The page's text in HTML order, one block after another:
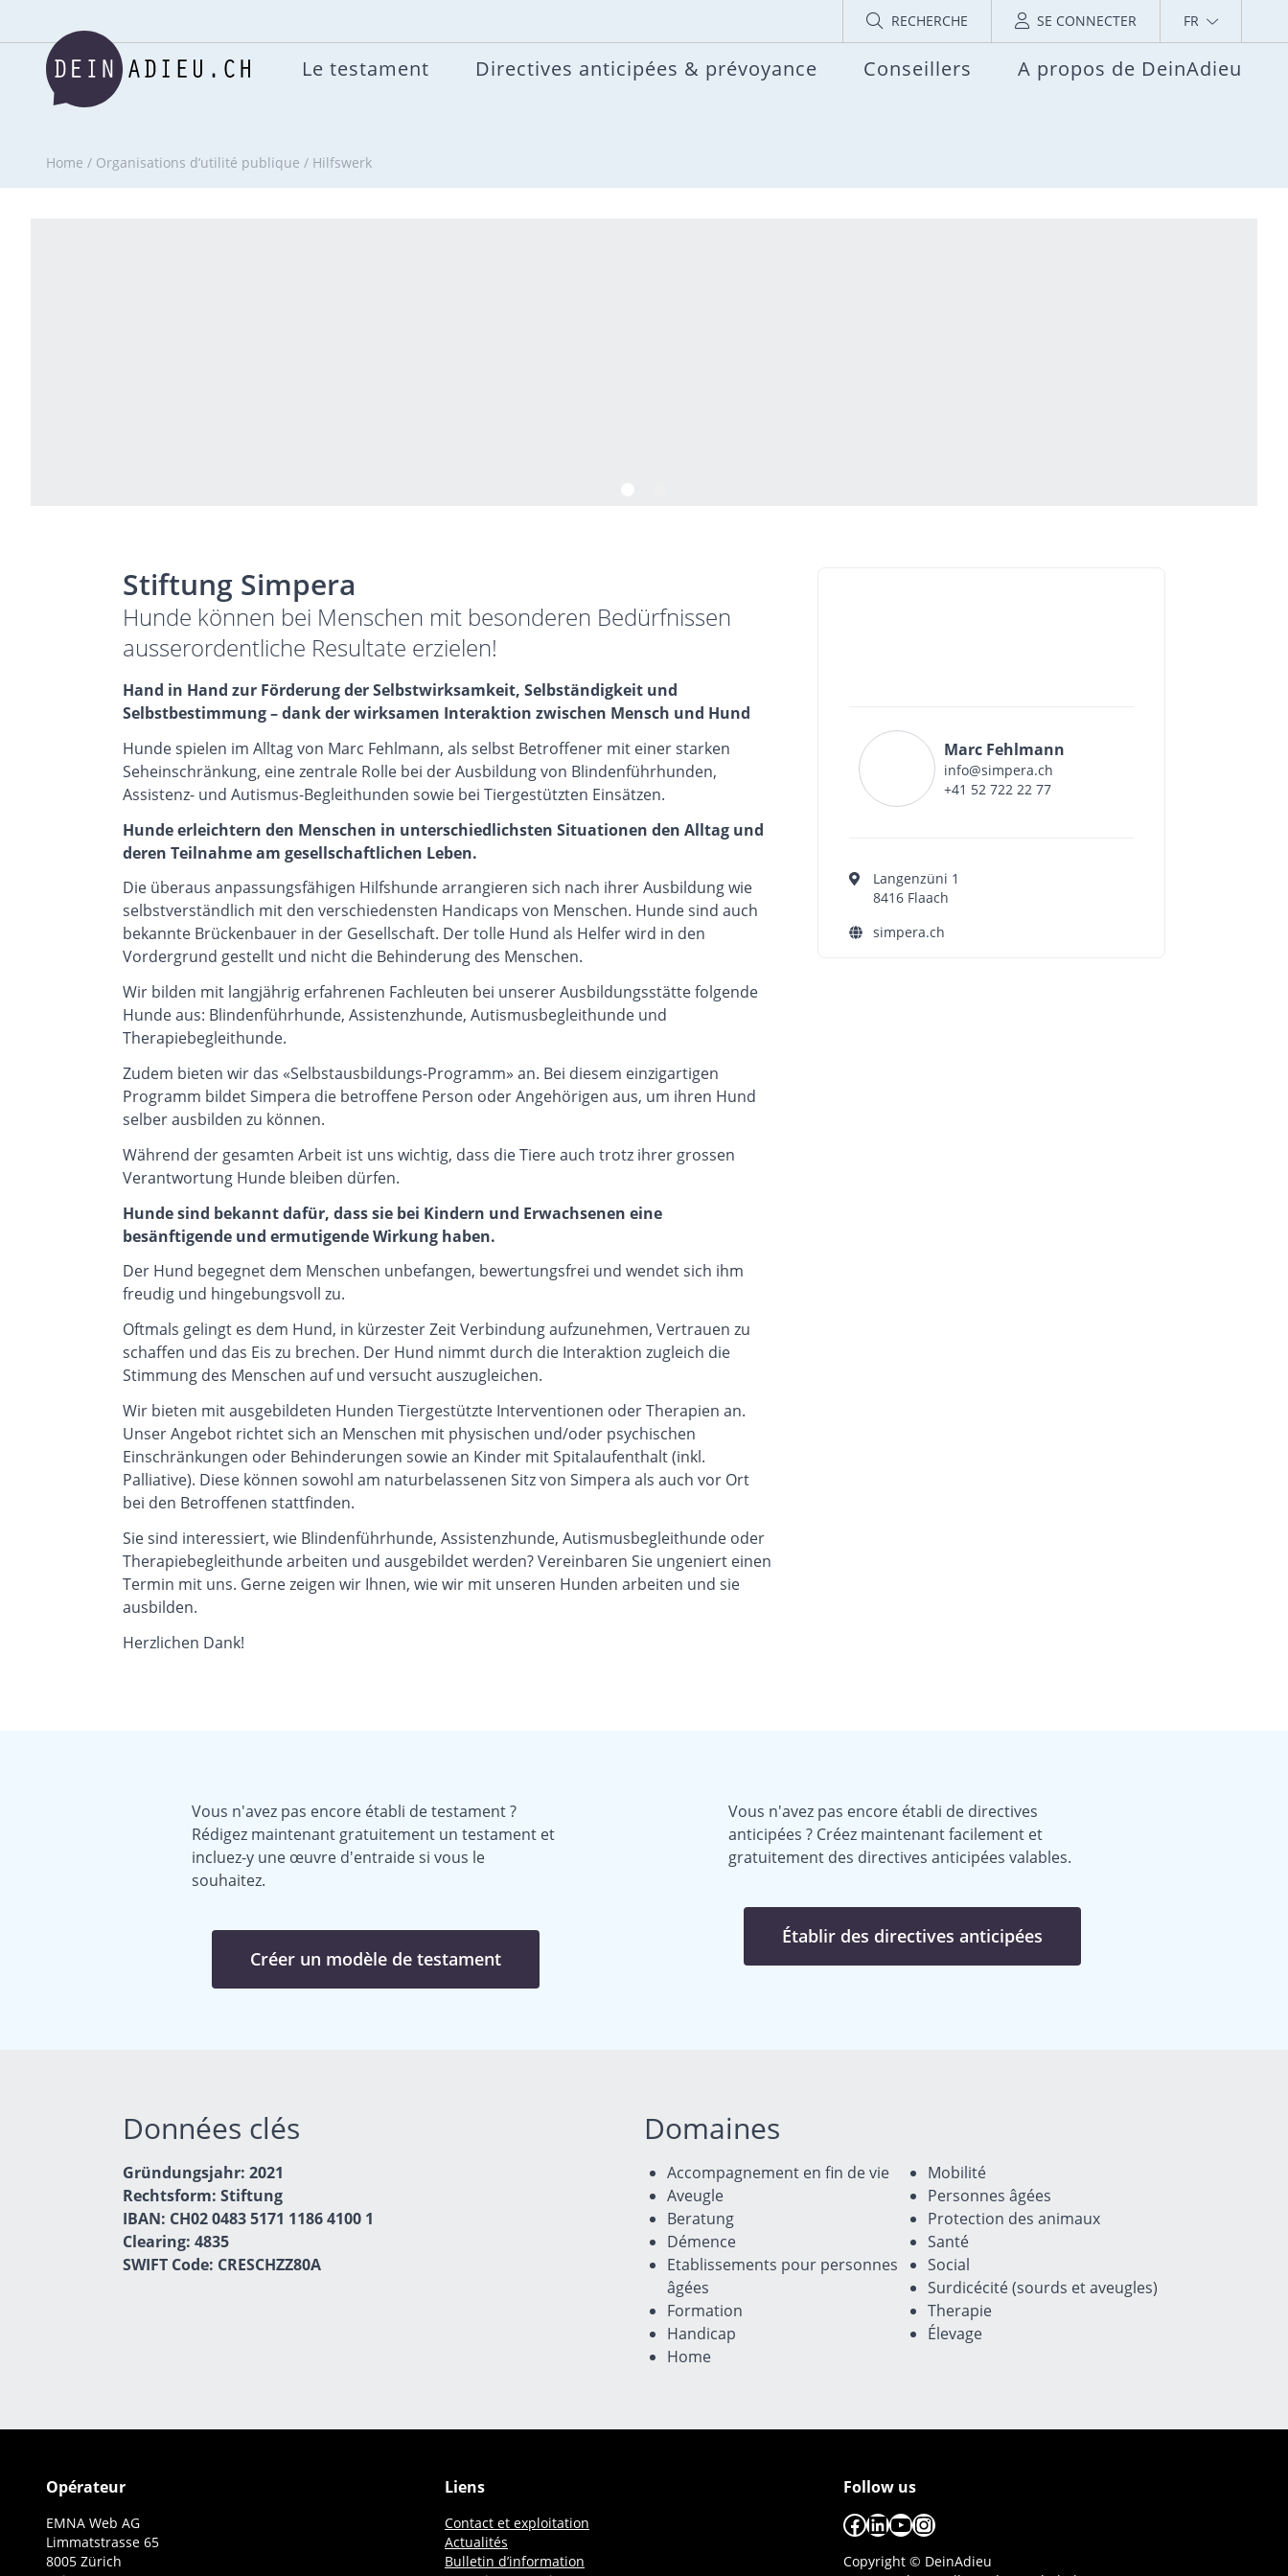
RECHERCHE SE CONNECTER FR
Le testament Directives anticipées & prévoyance Conseillers A propos de DeinAdieu
Home / Organisations d’utilité publique / Hilfswerk
Stiftung Simpera
Hunde können bei Menschen mit besonderen Bedürfnissen
ausserordentliche Resultate erzielen!
Hand in Hand zur Förderung der Selbstwirksamkeit, Selbständigkeit und
Selbstbestimmung – dank der wirksamen Interaktion zwischen Mensch und Hund
Hunde spielen im Alltag von Marc Fehlmann, als selbst Betroffener mit einer starken
Seheinschränkung, eine zentrale Rolle bei der Ausbildung von Blindenführhunden,
Assistenz- und Autismus-Begleithunden sowie bei Tiergestützten Einsätzen.
Hunde erleichtern den Menschen in unterschiedlichsten Situationen den Alltag und
deren Teilnahme am gesellschaftlichen Leben.
Die überaus anpassungsfähigen Hilfshunde arrangieren sich nach ihrer Ausbildung wie
selbstverständlich mit den verschiedensten Handicaps von Menschen. Hunde sind auch
bekannte Brückenbauer in der Gesellschaft. Der tolle Hund als Helfer wird in den
Vordergrund gestellt und nicht die Behinderung des Menschen.
Wir bilden mit langjährig erfahrenen Fachleuten bei unserer Ausbildungsstätte folgende
Hunde aus: Blindenführhunde, Assistenzhunde, Autismusbegleithunde und
Therapiebegleithunde.
Zudem bieten wir das «Selbstausbildungs-Programm» an. Bei diesem einzigartigen
Programm bildet Simpera die betroffene Person oder Angehörigen aus, um ihren Hund
selber ausbilden zu können.
Während der gesamten Arbeit ist uns wichtig, dass die Tiere auch trotz ihrer grossen
Verantwortung Hunde bleiben dürfen.
Hunde sind bekannt dafür, dass sie bei Kindern und Erwachsenen eine
besänftigende und ermutigende Wirkung haben.
Der Hund begegnet dem Menschen unbefangen, bewertungsfrei und wendet sich ihm
freudig und hingebungsvoll zu.
Oftmals gelingt es dem Hund, in kürzester Zeit Verbindung aufzunehmen, Vertrauen zu
schaffen und das Eis zu brechen. Der Hund nimmt durch die Interaktion zugleich die
Stimmung des Menschen auf und versucht auszugleichen.
Wir bieten mit ausgebildeten Hunden Tiergestützte Interventionen oder Therapien an.
Unser Angebot richtet sich an Menschen mit physischen und/oder psychischen
Einschränkungen oder Behinderungen sowie an Kinder mit Spitalaufenthalt (inkl.
Palliative). Diese können sowohl am naturbelassenen Sitz von Simpera als auch vor Ort
bei den Betroffenen stattfinden.
Sie sind interessiert, wie Blindenführhunde, Assistenzhunde, Autismusbegleithunde oder
Therapiebegleithunde arbeiten und ausgebildet werden? Vereinbaren Sie ungeniert einen
Termin mit uns. Gerne zeigen wir Ihnen, wie wir mit unseren Hunden arbeiten und sie
ausbilden.
Herzlichen Dank!
Marc Fehlmann
info@simpera.ch
+41 52 722 22 77
Langenzüni 1
8416 Flaach
simpera.ch
Vous n'avez pas encore établi de testament ?
Rédigez maintenant gratuitement un testament et
incluez-y une œuvre d'entraide si vous le
souhaitez.
Créer un modèle de testament
Vous n'avez pas encore établi de directives
anticipées ? Créez maintenant facilement et
gratuitement des directives anticipées valables.
Établir des directives anticipées
Données clés
Gründungsjahr: 2021
Rechtsform: Stiftung
IBAN: CH02 0483 5171 1186 4100 1
Clearing: 4835
SWIFT Code: CRESCHZZ80A
Domaines
Accompagnement en fin de vie
Aveugle
Beratung
Démence
Etablissements pour personnes
âgées
Formation
Handicap
Home
Mobilité
Personnes âgées
Protection des animaux
Santé
Social
Surdicécité (sourds et aveugles)
Therapie
Élevage
Opérateur
EMNA Web AG
Limmatstrasse 65
8005 Zürich
Liens
Contact et exploitation
Actualités
Bulletin d’information
Follow us
Facebook
LinkedIn
YouTube
Instagram
Copyright © DeinAdieu